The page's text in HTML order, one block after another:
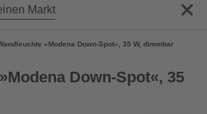
Markt
»Modena Down-Spot«, 35 W, dimmbar
Down-Spot«, 35